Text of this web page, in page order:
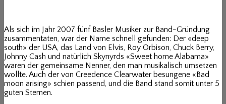
Als sich im Jahr 2007 fünf Basler Musiker zur Band-Gründung
zusammentaten, war der Name schnell gefunden: Der «deep
south» der USA, das Land von Elvis, Roy Orbison, Chuck Berry,
Johnny Cash und natürlich Skynyrds «Sweet home Alabama»
waren der gemeinsame Nenner, den man musikalisch umsetzen
wollte. Auch der von Creedence Clearwater besungene «Bad
moon arising» schien passend, und die Band stand somit unter 5
guten Sternen.